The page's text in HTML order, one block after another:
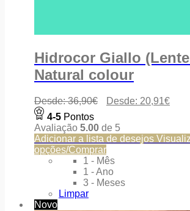
Hidrocor Giallo
Natural colour
Desde:36,90€ Desde: 20,91€
4-5 Pontos
Avaliação 5.00 de 5
Adicionar a lista de desejos
opções/Comprar
1 - Mês
1 - Ano
3 - Meses
Limpar
Novo